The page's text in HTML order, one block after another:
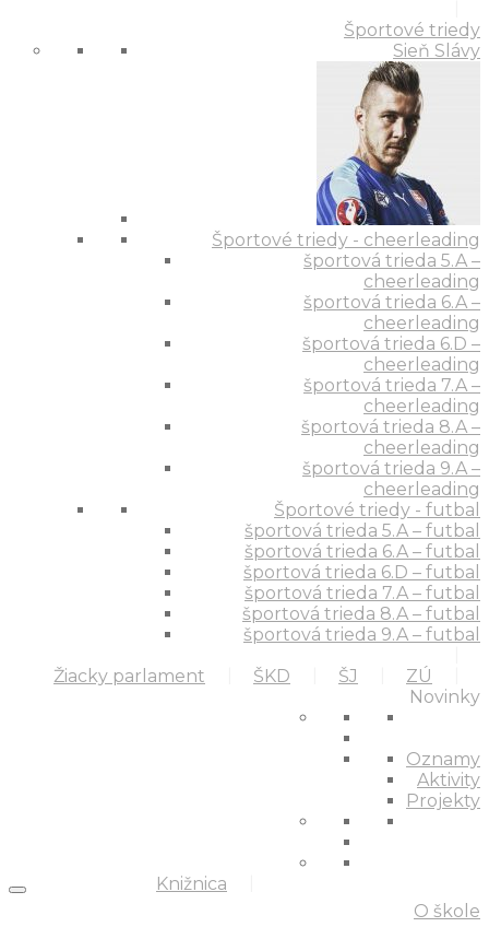
Športové triedy
Sieň Slávy
Športové triedy - cheerleading
športová trieda 5.A –
cheerleading
športová trieda 6.A –
cheerleading
športová trieda 6.D –
cheerleading
športová trieda 7.A –
cheerleading
športová trieda 8.A –
cheerleading
športová trieda 9.A –
cheerleading
Športové triedy - futbal
športová trieda 5.A – futbal
športová trieda 6.A – futbal
športová trieda 6.D – futbal
športová trieda 7.A – futbal
športová trieda 8.A – futbal
športová trieda 9.A – futbal
Žiacky parlament
ŠKD ŠJ ZÚ
Knižnica
Novinky
Oznamy
Aktivity
Projekty
O škole